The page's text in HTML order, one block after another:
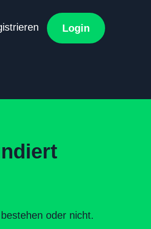
Login
oder nicht.